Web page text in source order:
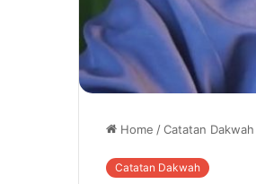
Home /Catatan Dakwah
Catatan Dakwah